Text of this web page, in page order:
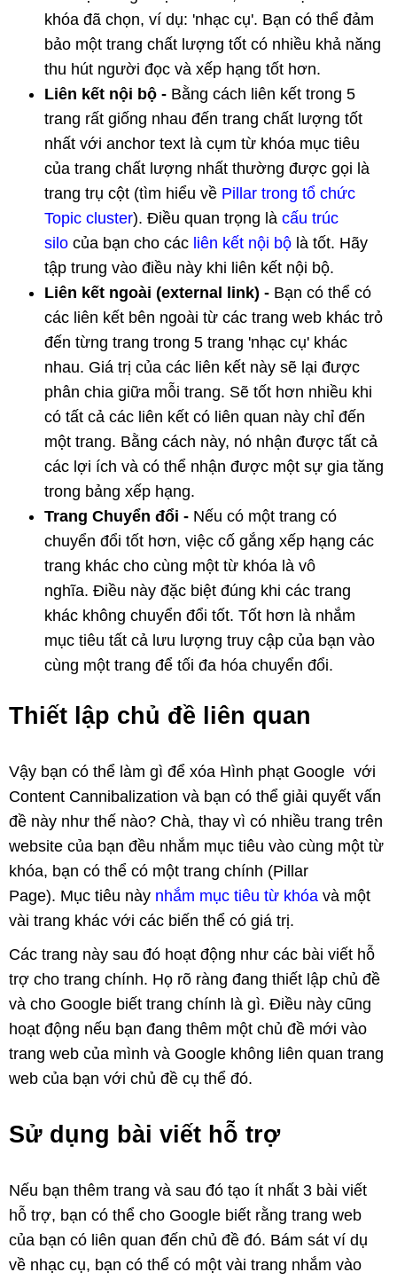
khóa đã chọn, ví dụ: 'nhạc cụ'. Bạn có thể đảm
bảo một trang chất lượng tốt có nhiều khả năng
thu hút người đọc và xếp hạng tốt hơn.
Liên kết nội bộ - Bằng cách liên kết trong 5
trang rất giống nhau đến trang chất lượng tốt
nhất với anchor text là cụm từ khóa mục tiêu
của trang chất lượng nhất thường được gọi là
trang trụ cột (tìm hiểu về Pillar trong tổ chức
Topic cluster). Điều quan trọng là cấu trúc
silo của bạn cho các liên kết nội bộ là tốt. Hãy
tập trung vào điều này khi liên kết nội bộ.
Liên kết ngoài (external link) - Bạn có thể có
các liên kết bên ngoài từ các trang web khác trỏ
đến từng trang trong 5 trang 'nhạc cụ' khác
nhau. Giá trị của các liên kết này sẽ lại được
phân chia giữa mỗi trang. Sẽ tốt hơn nhiều khi
có tất cả các liên kết có liên quan này chỉ đến
một trang. Bằng cách này, nó nhận được tất cả
các lợi ích và có thể nhận được một sự gia tăng
trong bảng xếp hạng.
Trang Chuyển đổi - Nếu có một trang có
chuyển đổi tốt hơn, việc cố gắng xếp hạng các
trang khác cho cùng một từ khóa là vô
nghĩa. Điều này đặc biệt đúng khi các trang
khác không chuyển đổi tốt. Tốt hơn là nhắm
mục tiêu tất cả lưu lượng truy cập của bạn vào
cùng một trang để tối đa hóa chuyển đổi.
Thiết lập chủ đề liên quan
Vậy bạn có thể làm gì để xóa Hình phạt Google với
Content Cannibalization và bạn có thể giải quyết vấn
đề này như thế nào? Chà, thay vì có nhiều trang trên
website của bạn đều nhắm mục tiêu vào cùng một từ
khóa, bạn có thể có một trang chính (Pillar
Page). Mục tiêu này nhắm mục tiêu từ khóa và một
vài trang khác với các biến thể có giá trị.
Các trang này sau đó hoạt động như các bài viết hỗ
trợ cho trang chính. Họ rõ ràng đang thiết lập chủ đề
và cho Google biết trang chính là gì. Điều này cũng
hoạt động nếu bạn đang thêm một chủ đề mới vào
trang web của mình và Google không liên quan trang
web của bạn với chủ đề cụ thể đó.
Sử dụng bài viết hỗ trợ
Nếu bạn thêm trang và sau đó tạo ít nhất 3 bài viết
hỗ trợ, bạn có thể cho Google biết rằng trang web
của bạn có liên quan đến chủ đề đó. Bám sát ví dụ
về nhạc cụ, bạn có thể có một vài trang nhắm vào